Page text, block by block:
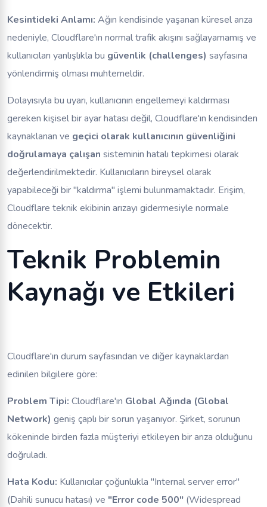
Kesintideki Anlamı: Ağın kendisinde yaşanan küresel arıza
nedeniyle, Cloudflare'ın normal trafik akışını sağlayamamış ve
kullanıcıları yanlışlıkla bu güvenlik (challenges) sayfasına
yönlendirmiş olması muhtemeldir.
Dolayısıyla bu uyarı, kullanıcının engellemeyi kaldırması
gereken kişisel bir ayar hatası değil, Cloudflare'ın kendisinden
kaynaklanan ve geçici olarak kullanıcının güvenliğini
doğrulamaya çalışan sisteminin hatalı tepkimesi olarak
değerlendirilmektedir. Kullanıcıların bireysel olarak
yapabileceği bir "kaldırma" işlemi bulunmamaktadır. Erişim,
Cloudflare teknik ekibinin arızayı gidermesiyle normale
dönecektir.
Teknik Problemin
Kaynağı ve Etkileri
Cloudflare'ın durum sayfasından ve diğer kaynaklardan
edinilen bilgilere göre:
Problem Tipi: Cloudflare'ın Global Ağında (Global
Network) geniş çaplı bir sorun yaşanıyor. Şirket, sorunun
kökeninde birden fazla müşteriyi etkileyen bir arıza olduğunu
doğruladı.
Hata Kodu: Kullanıcılar çoğunlukla "Internal server error"
(Dahili sunucu hatası) ve "Error code 500" (Widespread